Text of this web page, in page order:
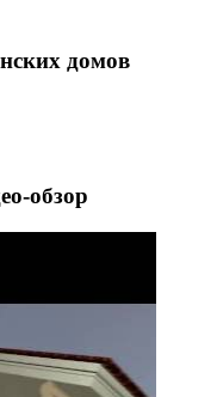
домов
обзор